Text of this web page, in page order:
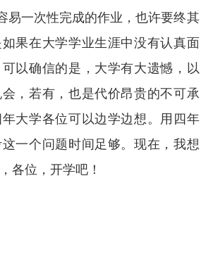
一次性完成的作业，也许要终其
果在大学学业生涯中没有认真面
以确信的是，大学有大遗憾，以
，若有，也是代价昂贵的不可承
大学各位可以边学边想。用四年
一个问题时间足够。现在，我想
各位，开学吧！